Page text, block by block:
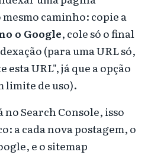
caminho: copie a
o Google, cole só o final
(para uma URL só,
URL", já que a opção
limite de uso).
no Search Console, isso
a cada nova postagem, o
e o sitemap